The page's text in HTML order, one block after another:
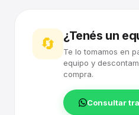
🔄 ¿Tenés un
Te lo tomamos en
equipo y
compra.
Consultar